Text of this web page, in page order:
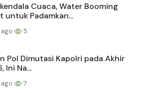
Cuaca, Water Booming
untuk Padamkan...
ago 5
Pol Dimutasi Kapolri pada Akhir
Ini Na...
ago 7